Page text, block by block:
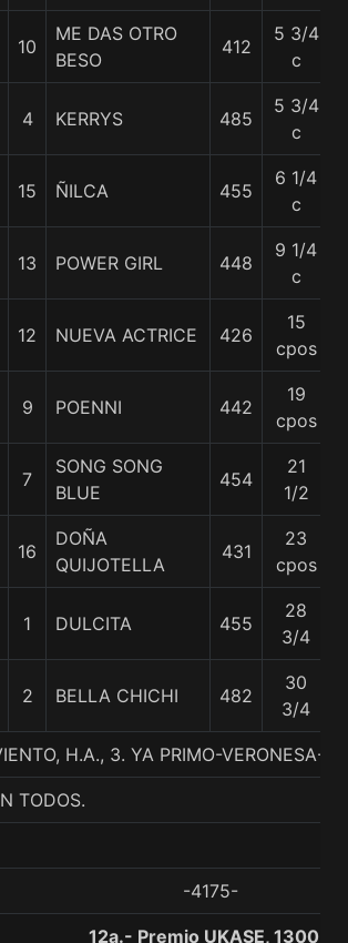
10
ME DAS OTRO
BESO
412
5 3/4
c
4 KERRYS 485
5 3/4
c
15 ÑILCA 455
6 1/4
c
13 POWER GIRL 448
9 1/4
c
12 NUEVA ACTRICE 426
15
cpos
9 POENNI 442
19
cpos
7
SONG SONG
BLUE
454
21
1/2
16
DOÑA
QUIJOTELLA
431
23
cpos
1 DULCITA 455
28
3/4
2 BELLA CHICHI 482
30
3/4
H.A., 3. YA PRIMO-VERONESA-
TODOS.
-4175-
12a.- Premio UKASE, 1300